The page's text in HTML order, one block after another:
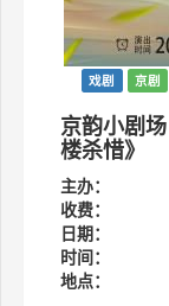
戏剧 京剧
京韵小剧
楼杀惜》
主办：
收费：
日期：
时间：
地点：